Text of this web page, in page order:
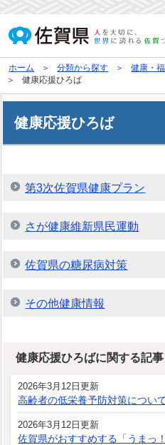
ホーム 分類から探す 健康・
健康応援ひろば
健康応援ひろば
第3次佐賀県健康プラン
さが健康維新県民運動
佐賀県の糖尿病対策
その他健康情報
健康応援ひろばに関する記事
2026年3月12日更新
高齢者の低栄養予防対策につい
2026年3月12日更新
佐賀県がおすすめする「うまっ